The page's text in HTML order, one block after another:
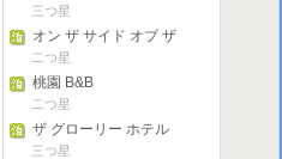
ムステイ (宜蘭名宿幸福
橘子)
三つ星
オン ザ サイド オブ ザ
ウォーター (在水一方)
二つ星
桃園 B&B
二つ星
ザ グローリー ホテル
(同榮大飯店)
三つ星